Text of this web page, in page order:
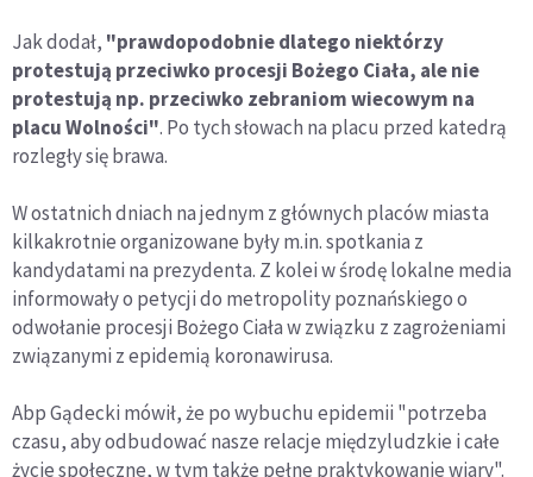
Jak dodał, "prawdopodobnie dlatego niektórzy
protestują przeciwko procesji Bożego Ciała, ale nie
protestują np. przeciwko zebraniom wiecowym na
placu Wolności". Po tych słowach na placu przed katedrą
rozległy się brawa.
W ostatnich dniach na jednym z głównych placów miasta
kilkakrotnie organizowane były m.in. spotkania z
kandydatami na prezydenta. Z kolei w środę lokalne media
informowały o petycji do metropolity poznańskiego o
odwołanie procesji Bożego Ciała w związku z zagrożeniami
związanymi z epidemią koronawirusa.
Abp Gądecki mówił, że po wybuchu epidemii "potrzeba
czasu, aby odbudować nasze relacje międzyludzkie i całe
życie społeczne, w tym także pełne praktykowanie wiary".